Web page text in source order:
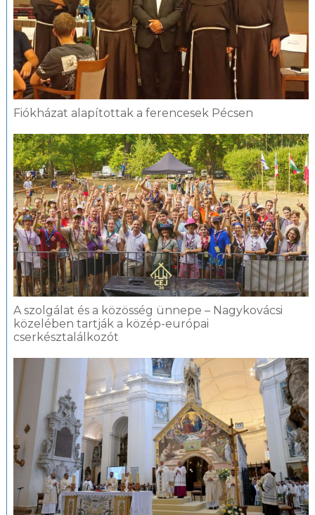
Fiókházat alapítottak a ferencesek Pécsen
A szolgálat és a közösség ünnepe – Nagykovácsi
közelében tartják a közép-európai
cserkésztalálkozót